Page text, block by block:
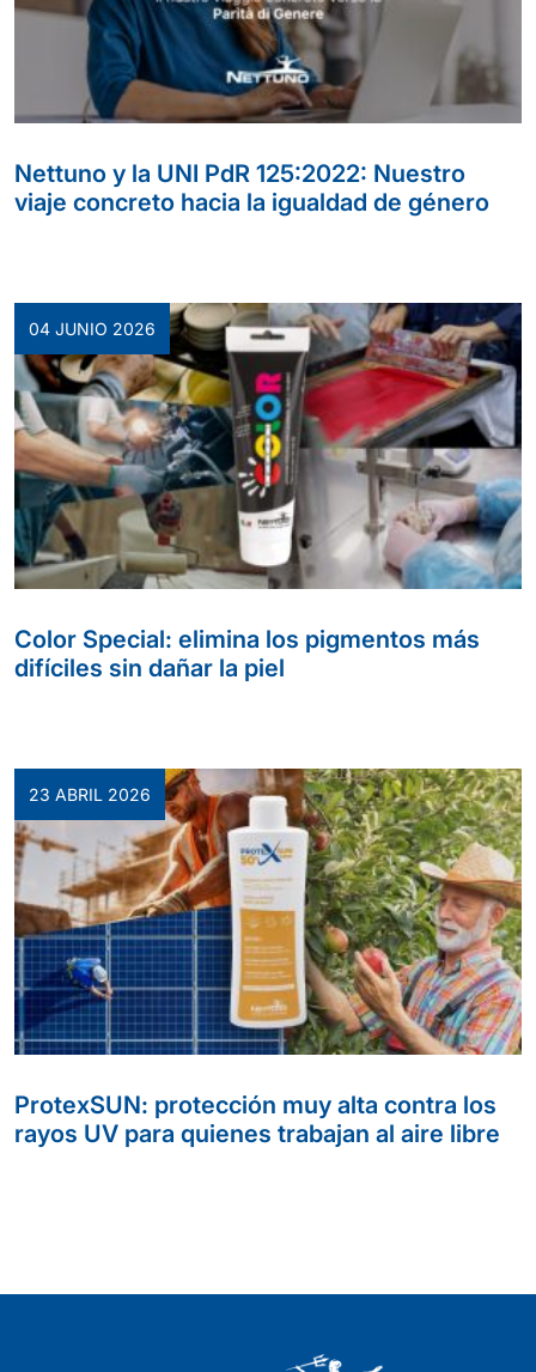
Nettuno y la UNI PdR 125:2022: Nuestro
viaje concreto hacia la igualdad de género
04 JUNIO 2026
Color Special: elimina los pigmentos más
difíciles sin dañar la piel
23 ABRIL 2026
ProtexSUN: protección muy alta contra los
rayos UV para quienes trabajan al aire libre